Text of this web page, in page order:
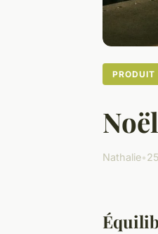
PRODUIT
Nathalie•